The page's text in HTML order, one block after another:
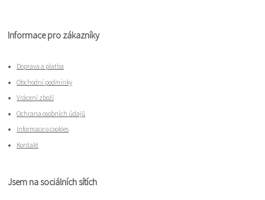
Informace pro zákazníky
Doprava a platba
Obchodní podmínky
Vrácení zboží
Ochrana osobních údajů
Informace o cookies
Kontakt
Jsem na sociálních sítích